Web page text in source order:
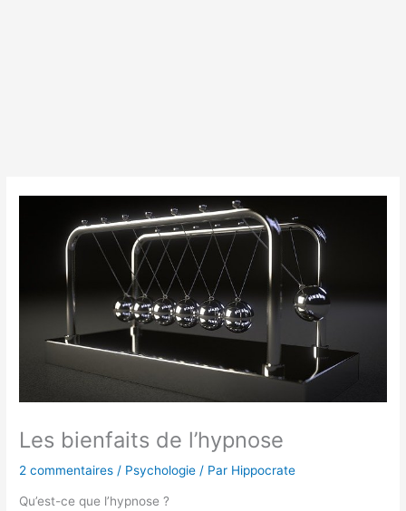
Les bienfaits de l’hypnose
2 commentaires / Psychologie / Par Hippocrate
Qu’est-ce que l’hypnose ?